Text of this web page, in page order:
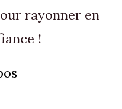
rayonner en
!